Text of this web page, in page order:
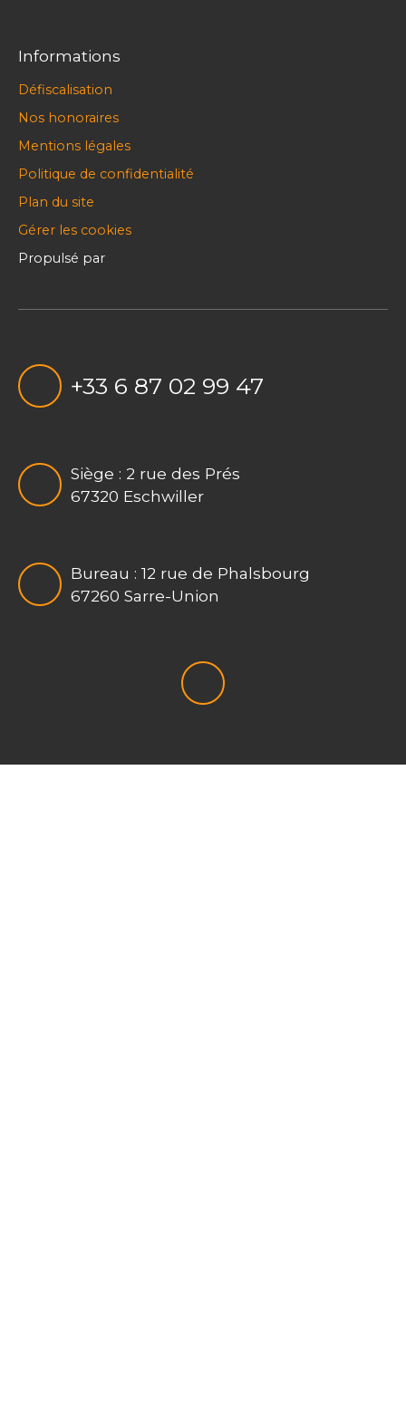
Informations
Défiscalisation
Nos honoraires
Mentions légales
Politique de confidentialité
Plan du site
Gérer les cookies
Propulsé par
+33 6 87 02 99 47
Siège : 2 rue des Prés
67320 Eschwiller
Bureau : 12 rue de Phalsbourg
67260 Sarre-Union